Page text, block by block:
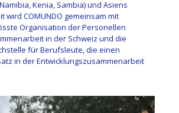
Kenia, Sambia) und Asiens
wird COMUNDO gemeinsam mit
Organisation der Personellen
in der Schweiz und die
für Berufsleute, die einen
in der Entwicklungszusammenarbeit